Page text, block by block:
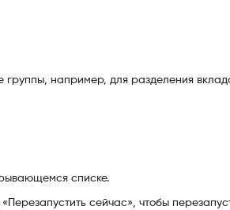
группы, например, для разделения
списке.
сейчас», чтобы